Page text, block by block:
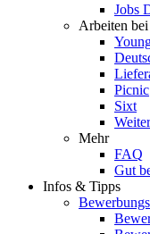
Jobs
Arbeiten bei
Picnic
Sixt
Mehr
FAQ
Gut
Infos & Tipps